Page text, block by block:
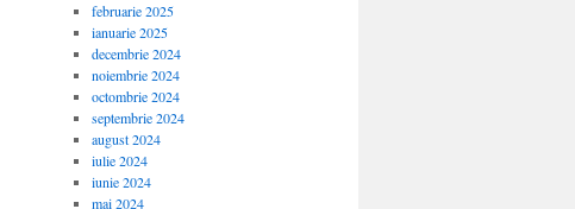
februarie 2025
ianuarie 2025
decembrie 2024
noiembrie 2024
octombrie 2024
septembrie 2024
august 2024
iulie 2024
iunie 2024
mai 2024